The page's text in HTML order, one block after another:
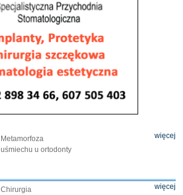
Metamorfoza
uśmiechu u ortodonty
więcej
Chirurgia
więcej